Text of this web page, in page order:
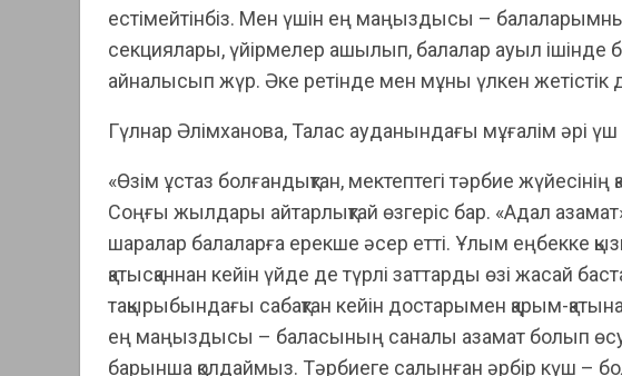
естімейтінбіз. Мен үшін ең маңыздысы –
секциялары, үйірмелер ашылып, балалар ауыл ішінде
айналысып жүр. Әке ретінде мен мұны үлкен жетістік
Гүлнар Әлімханова, Талас ауданындағы мұғалім әрі
«Өзім ұстаз болғандықтан, мектептегі тәрбие жүйесінің
Соңғы жылдары айтарлықтай өзгеріс бар. «Адал
шаралар балаларға ерекше әсер етті. Ұлым еңбекке
қатысқаннан кейін үйде де түрлі заттарды өзі жасай
тақырыбындағы сабақтан кейін достарымен қарым-
ең маңыздысы – баласының саналы азамат болып
барынша қолдаймыз. Тәрбиеге салынған әрбір күш –